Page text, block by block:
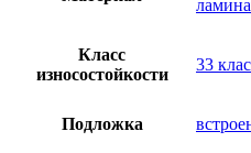
Класс
износостойкости
33
Подложка